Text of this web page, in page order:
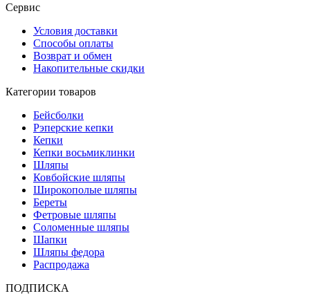
Сервис
Условия доставки
Способы оплаты
Возврат и обмен
Накопительные скидки
Категории товаров
Бейсболки
Рэперские кепки
Кепки
Кепки восьмиклинки
Шляпы
Ковбойские шляпы
Широкополые шляпы
Береты
Фетровые шляпы
Соломенные шляпы
Шапки
Шляпы федора
Распродажа
ПОДПИСКА